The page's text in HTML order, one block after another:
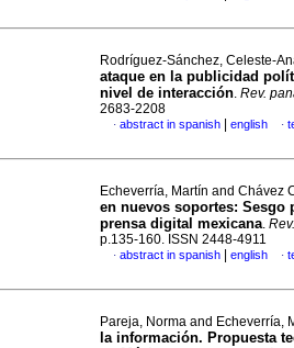
Rodríguez-Sánchez, Celeste-
ataque en la publicidad
nivel de interacción. Rev.
2683-2208
· abstract in spanish english ·
Echeverría, Martín and Chávez
en nuevos soportes:
prensa digital mexicana.
p.135-160. ISSN 2448-4911
· abstract in spanish english ·
Pareja, Norma and Echeverría,
la información. Propuesta